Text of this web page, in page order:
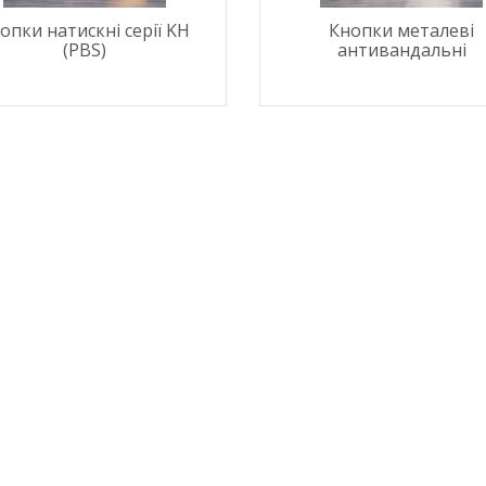
обл)
грн.
запрограмований
(Дніпропетровська обл)
натискні серії KH
(PBS)
Кнопки металеві
антивандальні